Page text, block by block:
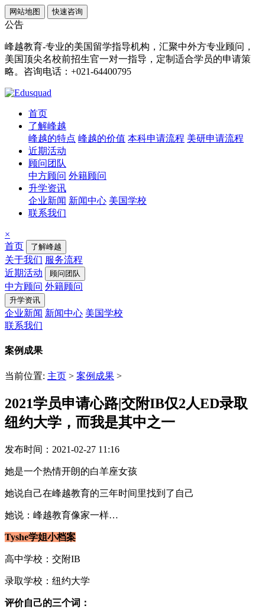
网站地图 快速咨询
公告
峰越教育-专业的美国留学指导机构，汇聚中外方专业顾问，
美国顶尖名校前招生官一对一指导，定制适合学员的申请策
略。咨询电话：+021-64400795
首页
了解峰越
峰越的特点 峰越的价值 本科申请流程 美研申请流程
近期活动
顾问团队
中方顾问 外籍顾问
升学资讯
企业新闻 新闻中心 美国学校
联系我们
×
首页
了解峰越
关于我们 服务流程
近期活动
顾问团队
中方顾问 外籍顾问
升学资讯
企业新闻 新闻中心 美国学校
联系我们
案例成果
当前位置: 主页 > 案例成果 >
2021学员申请心路|交附IB仅2人ED录取
纽约大学，而我是其中之一
发布时间：2021-02-27 11:16
她是一个热情开朗的白羊座女孩
她说自己在峰越教育的三年时间里找到了自己
她说：峰越教育像家一样…
Tyshe学姐小档案
高中学校：交附IB
录取学校：纽约大学
评价自己的三个词：